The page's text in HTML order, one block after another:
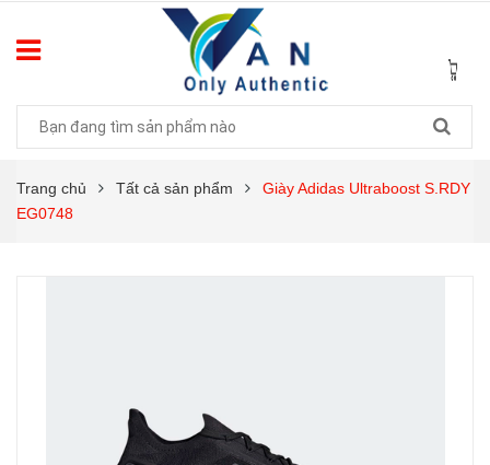
Trang chủ Tất cả sản phẩm
Giày Adidas Ultraboost S.RDY
EG0748